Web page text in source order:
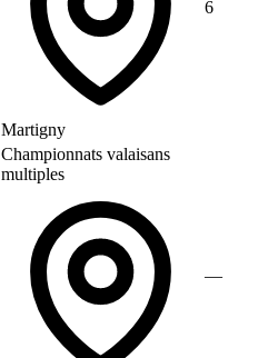
Martigny
6
Championnats valaisans
multiples
—